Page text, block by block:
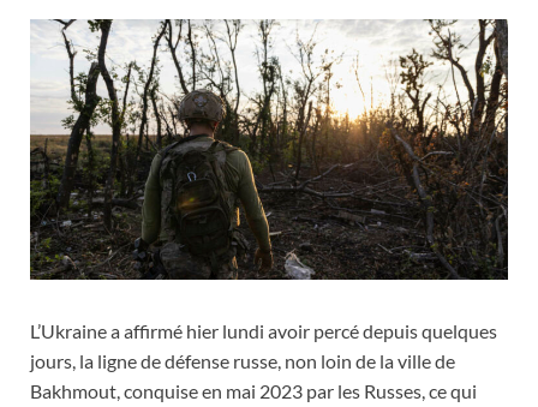
L’Ukraine a affirmé hier lundi avoir percé depuis quelques
jours, la ligne de défense russe, non loin de la ville de
Bakhmout, conquise en mai 2023 par les Russes, ce qui